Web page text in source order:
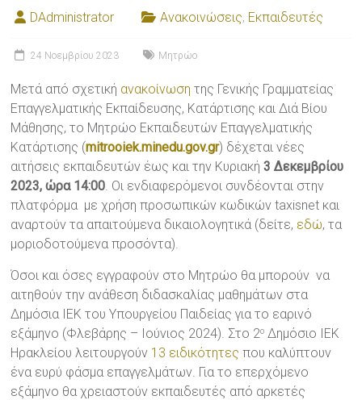
DAdministrator Ανακοινώσεις, Εκπαιδευτές
24 Νοεμβρίου 2023 Μητρώο
Μετά από σχετική ανακοίνωση της Γενικής Γραμματείας
Επαγγελματικής Εκπαίδευσης, Κατάρτισης και Διά Βίου
Μάθησης, το Μητρώο Εκπαιδευτών Επαγγελματικής
Κατάρτισης (mitrooiek.minedu.gov.gr) δέχεται νέες
αιτήσεις εκπαιδευτών έως και την Κυριακή3 Δεκεμβρίου
2023, ώρα 14:00. Οι ενδιαφερόμενοι συνδέονται στην
πλατφόρμα με χρήση προσωπικών κωδικών taxisnet και
αναρτούν τα απαιτούμενα δικαιολογητικά (δείτε, εδώ, τα
μοριοδοτούμενα προσόντα).
Όσοι και όσες εγγραφούν στο Μητρώο θα μπορούν να
αιτηθούν την ανάθεση διδασκαλίας μαθημάτων στα
Δημόσια ΙΕΚ του Υπουργείου Παιδείας για το εαρινό
εξάμηνο (Φλεβάρης – Ιούνιος 2024). Στο 2ο Δημόσιο ΙΕΚ
Ηρακλείου λειτουργούν 13 ειδικότητεςπου καλύπτουν
ένα ευρύ φάσμα επαγγελμάτων. Για το επερχόμενο
εξάμηνο θα χρειαστούν εκπαιδευτές από αρκετές